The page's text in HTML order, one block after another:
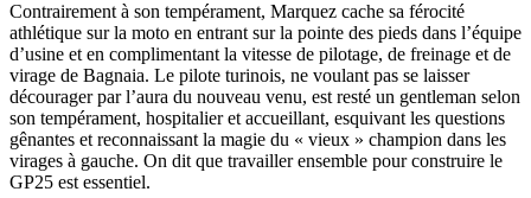
Contrairement à son tempérament, Marquez cache sa férocité
athlétique sur la moto en entrant sur la pointe des pieds dans l’équipe
d’usine et en complimentant la vitesse de pilotage, de freinage et de
virage de Bagnaia. Le pilote turinois, ne voulant pas se laisser
décourager par l’aura du nouveau venu, est resté un gentleman selon
son tempérament, hospitalier et accueillant, esquivant les questions
gênantes et reconnaissant la magie du « vieux » champion dans les
virages à gauche. On dit que travailler ensemble pour construire le
GP25 est essentiel.